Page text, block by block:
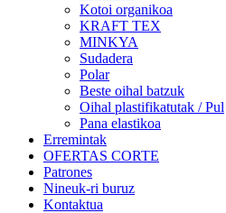
Kotoi organikoa
KRAFT TEX
MINKYA
Sudadera
Polar
Beste oihal batzuk
Oihal plastifikatutak / Pul
Pana elastikoa
Erremintak
OFERTAS CORTE
Patrones
Nineuk-ri buruz
Kontaktua